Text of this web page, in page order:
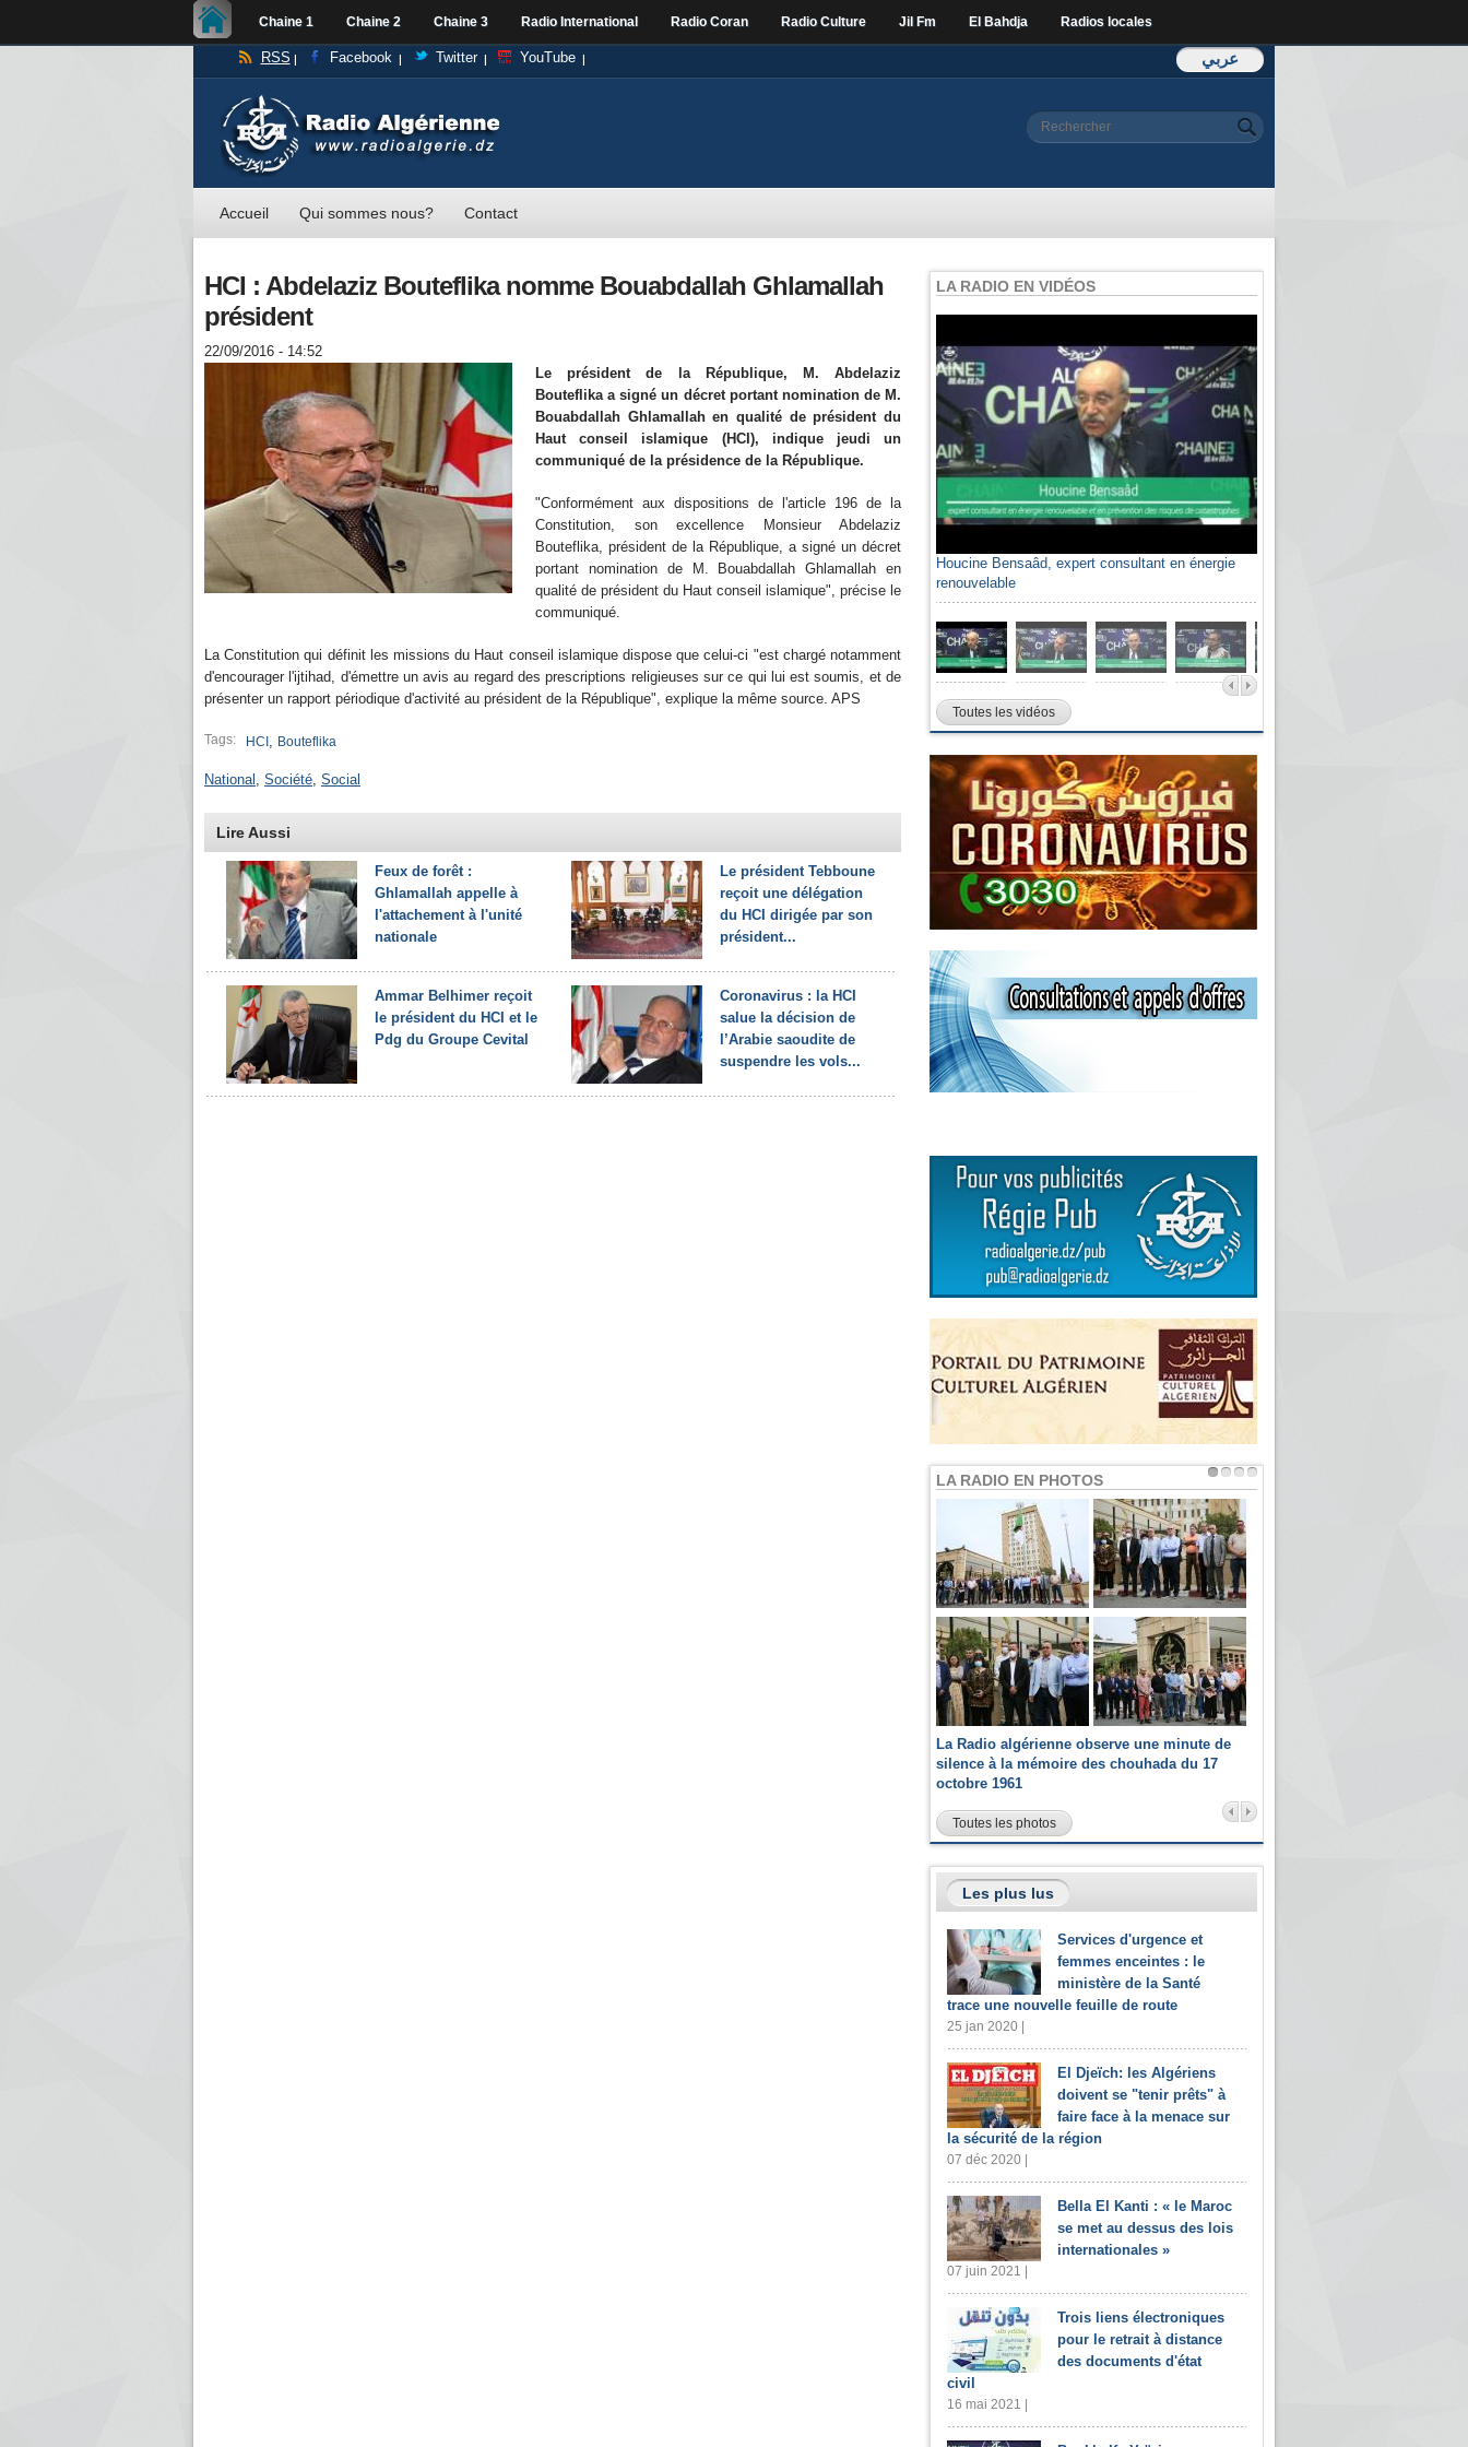
Chaine 1 Chaine 2 Chaine 3 Radio International Radio Coran Radio Culture Jil Fm El Bahdja Radios locales
عربي RSS Facebook Twitter YouTube
Formulaire de
Rechercher
Accueil Qui sommes nous? Contact
HCI : Abdelaziz Bouteflika nomme Bouabdallah Ghlamallah
président
22/09/2016 - 14:52
Le président de la République, M. Abdelaziz
Bouteflika a signé un décret portant nomination de M.
Bouabdallah Ghlamallah en qualité de président du
Haut conseil islamique (HCI), indique jeudi un
communiqué de la présidence de la République.
"Conformément aux dispositions de l'article 196 de la
Constitution, son excellence Monsieur Abdelaziz
Bouteflika, président de la République, a signé un décret
portant nomination de M. Bouabdallah Ghlamallah en
qualité de président du Haut conseil islamique", précise le
communiqué.
La Constitution qui définit les missions du Haut conseil islamique dispose que celui-ci "est chargé notamment
d'encourager l'ijtihad, d'émettre un avis au regard des prescriptions religieuses sur ce qui lui est soumis, et de
présenter un rapport périodique d'activité au président de la République", explique la même source. APS
Tags: HCI , Bouteflika
National , Société, Social
Lire Aussi
Feux de forêt :
Ghlamallah appelle à
l'attachement à l'unité
nationale
Le président Tebboune
reçoit une délégation
du HCI dirigée par son
président...
Ammar Belhimer reçoit
le président du HCI et le
Pdg du Groupe Cevital
Coronavirus : la HCI
salue la décision de
l’Arabie saoudite de
suspendre les vols...
LA RADIO EN VIDÉOS
Houcine Bensaâd, expert consultant en énergie
renouvelable
Toutes les vidéos
LA RADIO EN PHOTOS
La Radio algérienne observe une minute de
silence à la mémoire des chouhada du 17
octobre 1961
Toutes les photos
Les plus lus
Services d'urgence et
femmes enceintes : le
ministère de la Santé
trace une nouvelle feuille de route
25 jan 2020 |
El Djeïch: les Algériens
doivent se "tenir prêts" à
faire face à la menace sur
la sécurité de la région
07 déc 2020 |
Bella El Kanti : « le Maroc
se met au dessus des lois
internationales »
07 juin 2021 |
Trois liens électroniques
pour le retrait à distance
des documents d'état
civil
16 mai 2021 |